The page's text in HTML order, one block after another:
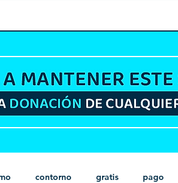
contorno gratis pago